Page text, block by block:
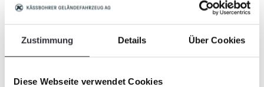
Zustimmung Details Über Cookies
Diese Webseite verwendet Cookies